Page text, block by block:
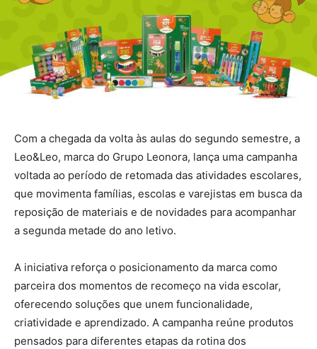
Com a chegada da volta às aulas do segundo semestre, a
Leo&Leo, marca do Grupo Leonora, lança uma campanha
voltada ao período de retomada das atividades escolares,
que movimenta famílias, escolas e varejistas em busca da
reposição de materiais e de novidades para acompanhar
a segunda metade do ano letivo.
A iniciativa reforça o posicionamento da marca como
parceira dos momentos de recomeço na vida escolar,
oferecendo soluções que unem funcionalidade,
criatividade e aprendizado. A campanha reúne produtos
pensados para diferentes etapas da rotina dos